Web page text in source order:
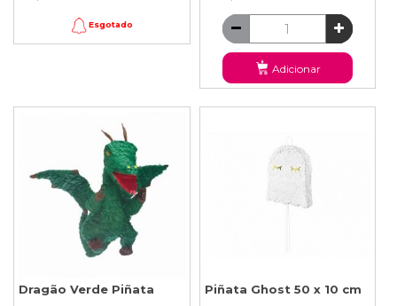
Esgotado
Adicionar
Dragão Verde Piñata Piñata Ghost 50 x 10 cm